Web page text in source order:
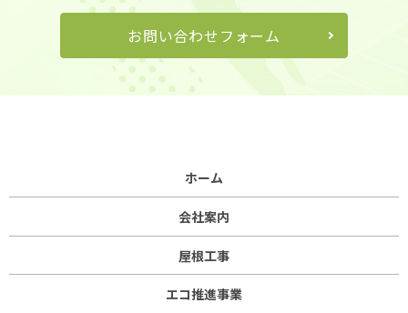
お問い合わせフォーム
ホーム
会社案内
屋根工事
エコ推進事業